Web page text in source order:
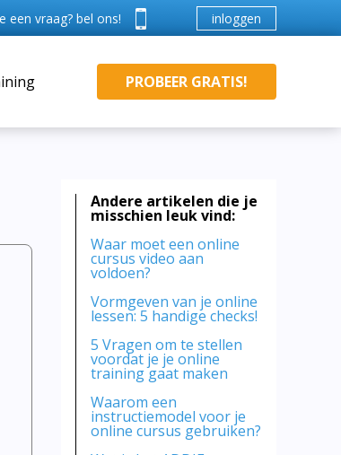
een vraag? bel ons! inloggen
PROBEER GRATIS!
Andere artikelen die je
misschien leuk vind:
Waar moet een online
cursus video aan
voldoen?
Vormgeven van je online
lessen: 5 handige checks!
5 Vragen om te stellen
voordat je je online
training gaat maken
Waarom een
instructiemodel voor je
online cursus gebruiken?